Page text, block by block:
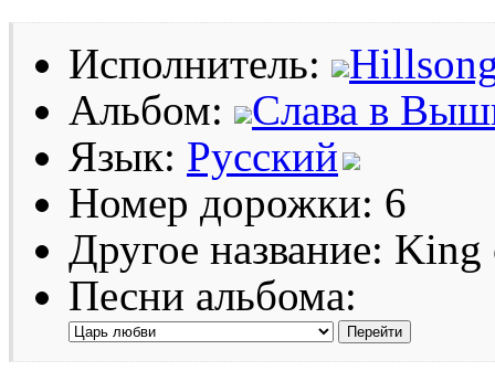
Исполнитель:
Альбом:
Слава в
Язык: Русский
Номер дорожки: 6
Другое название:
Песни альбома: